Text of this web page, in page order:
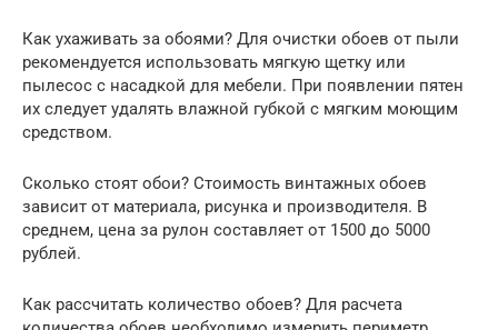
Как ухаживать за обоями? Для очистки обоев от пыли
рекомендуется использовать мягкую щетку или
пылесос с насадкой для мебели. При появлении пятен
их следует удалять влажной губкой с мягким моющим
средством.
Сколько стоят обои? Стоимость винтажных обоев
зависит от материала, рисунка и производителя. В
среднем, цена за рулон составляет от 1500 до 5000
рублей.
Как рассчитать количество обоев? Для расчета